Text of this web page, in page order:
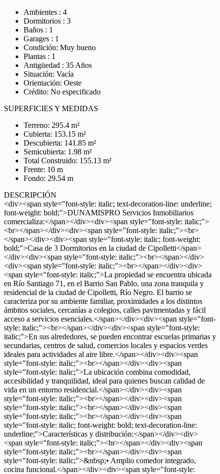
Ambientes : 4
Dormitorios : 3
Baños : 1
Garages : 1
Condición: Muy bueno
Plantas : 1
Antigüedad : 35 Años
Situación: Vacía
Orientación: Oeste
Crédito: No especificado
SUPERFICIES Y MEDIDAS
Terreno: 295.4 m²
Cubierta: 153.15 m²
Descubierta: 141.85 m²
Semicubierta: 1.98 m²
Total Construido: 155.13 m²
Frente: 10 m
Fondo: 29.54 m
DESCRIPCIÓN
<div><span style="font-style: italic; text-decoration-line: underline;
font-weight: bold;">DUNAMISPRO Servicios Inmobiliarios
comercializa:</span></div><div><span style="font-style: italic;">
<br></span></div><div><span style="font-style: italic;"><br>
</span></div><div><span style="font-style: italic; font-weight:
bold;">Casa de 3 Dormitorios en la ciudad de Cipolletti</span>
</div><div><span style="font-style: italic;"><br></span></div>
<div><span style="font-style: italic;"><br></span></div><div>
<span style="font-style: italic;">La propiedad se encuentra ubicada
en Río Santiago 71, en el Barrio San Pablo, una zona tranquila y
residencial de la ciudad de Cipolletti, Río Negro. El barrio se
caracteriza por su ambiente familiar, proximidades a los distintos
ámbitos sociales, cercanías a colegios, calles pavimentadas y fácil
acceso a servicios esenciales.</span></div><div><span style="font-
style: italic;"><br></span></div><div><span style="font-style:
italic;">En sus alrededores, se pueden encontrar escuelas primarias y
secundarias, centros de salud, comercios locales y espacios verdes
ideales para actividades al aire libre.</span></div><div><span
style="font-style: italic;"><br></span></div><div><span
style="font-style: italic;">La ubicación combina comodidad,
accesibilidad y tranquilidad, ideal para quienes buscan calidad de
vida en un entorno residencial.</span></div><div><span
style="font-style: italic;"><br></span></div><div><span
style="font-style: italic;"><br></span></div><div><span
style="font-style: italic;"><br></span></div><div><span
style="font-style: italic; font-weight: bold; text-decoration-line:
underline;">Características y distribución:</span></div><div>
<span style="font-style: italic;"><br></span></div><div><span
style="font-style: italic;"><br></span></div><div><span
style="font-style: italic;">&nbsp;• Amplio comedor integrado,
cocina funcional.</span></div><div><span style="font-style: